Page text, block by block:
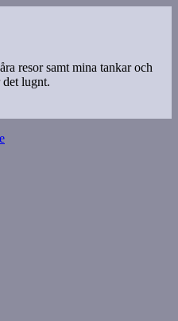
resor samt mina tankar och
lugnt.